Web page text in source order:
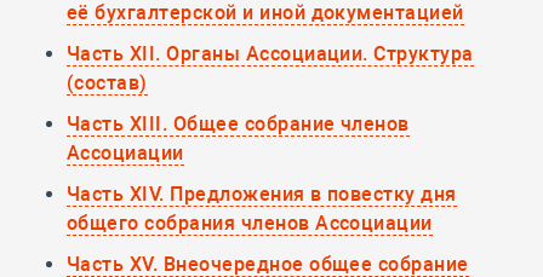
её бухгалтерской и иной документацией
Часть XII. Органы Ассоциации. Структура
(состав)
Часть XIII. Общее собрание членов
Ассоциации
Часть XIV. Предложения в повестку дня
общего собрания членов Ассоциации
Часть XV. Внеочередное общее собрание